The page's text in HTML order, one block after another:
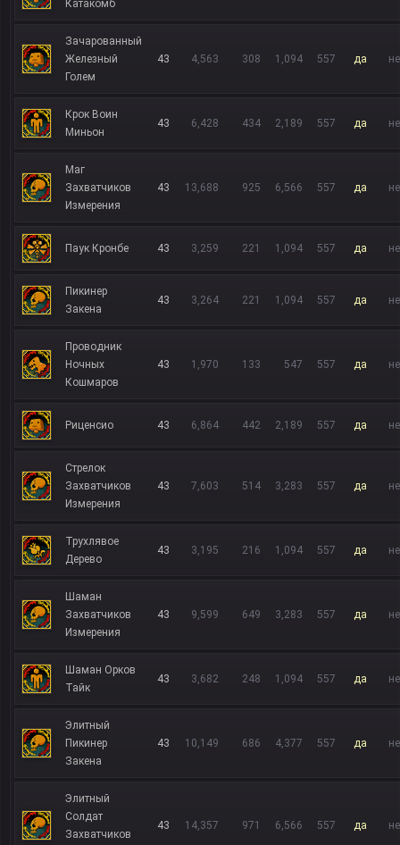
Катакомб
Зачарованный
Железный
Голем
43 4,563 308 1,094 557 да
Крок Воин
Миньон
43 6,428 434 2,189 557 да
Маг
Захватчиков
Измерения
43 13,688 925 6,566 557 да
Паук Кронбе 43 3,259 221 1,094 557 да
Пикинер
Закена
43 3,264 221 1,094 557 да
Проводник
Ночных
Кошмаров
43 1,970 133 547 557 да
Риценсио 43 6,864 442 2,189 557 да
Стрелок
Захватчиков
Измерения
43 7,603 514 3,283 557 да
Трухлявое
Дерево
43 3,195 216 1,094 557 да
Шаман
Захватчиков
Измерения
43 9,599 649 3,283 557 да
Шаман Орков
Тайк
43 3,682 248 1,094 557 да
Элитный
Пикинер
Закена
43 10,149 686 4,377 557 да
Элитный
Солдат
Захватчиков
43 14,357 971 6,566 557 да